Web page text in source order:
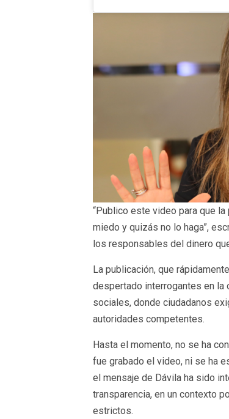
“Publico este video para que
miedo y quizás no lo haga”,
los responsables del dinero
La publicación, que
despertado interrogantes en la
sociales, donde ciudadanos
autoridades competentes.
Hasta el momento, no se ha
fue grabado el video, ni se ha
el mensaje de Dávila ha sido
transparencia, en un contexto
estrictos.